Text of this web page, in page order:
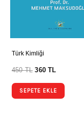
Türk Kimliği
450TL 360TL
SEPETE EKLE